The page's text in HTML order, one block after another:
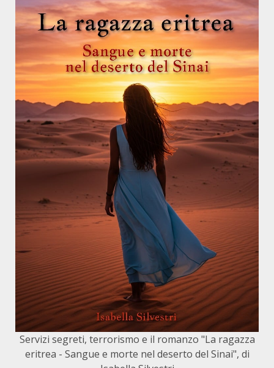
Servizi segreti, terrorismo e il romanzo "La ragazza
eritrea - Sangue e morte nel deserto del Sinai", di